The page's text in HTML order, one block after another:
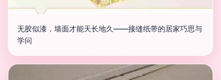
无胶似漆，墙面才能天长地久——接缝纸带的居家巧思与
学问